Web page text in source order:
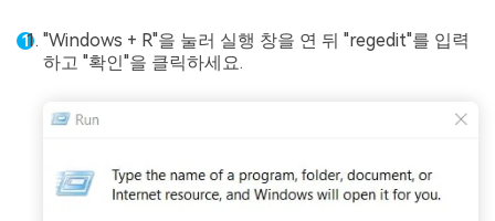
"Windows + R"을 눌러 실행 창을 연 뒤 "regedit"를 입력
하고 "확인"을 클릭하세요.